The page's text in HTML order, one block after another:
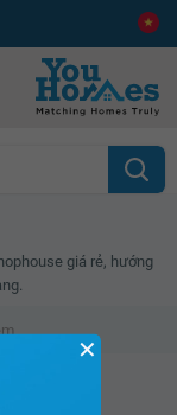
giá rẻ, hướng
✕